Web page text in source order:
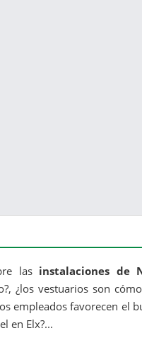
las instalaciones de
¿los vestuarios son
empleados favorecen el
en Elx?...